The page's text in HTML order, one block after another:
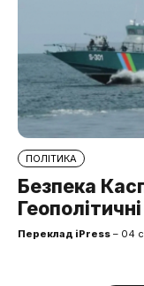
ПОЛІТИКА
Безпека
Переклад iPress – 04